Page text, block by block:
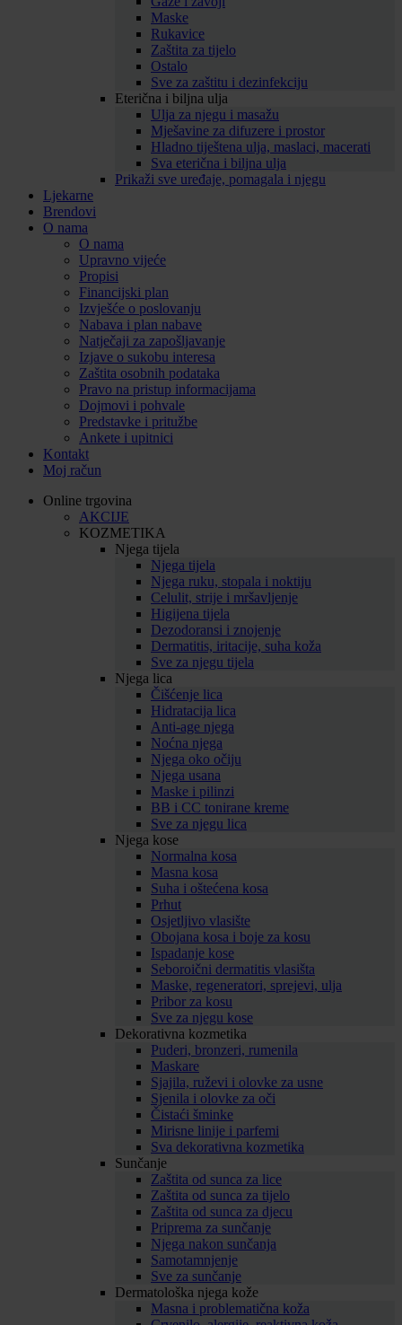
Maske
Rukavice
Zaštita za tijelo
Ostalo
Sve za zaštitu i dezinfekciju
Eterična i biljna ulja
Ulja za njegu i masažu
Mješavine za difuzere i prostor
Hladno tiještena ulja, maslaci, macerati
Sva eterična i biljna ulja
Prikaži sve uređaje, pomagala i njegu
Ljekarne
Brendovi
O nama
O nama
Upravno vijeće
Propisi
Financijski plan
Izvješće o poslovanju
Nabava i plan nabave
Natječaji za zapošljavanje
Izjave o sukobu interesa
Zaštita osobnih podataka
Pravo na pristup informacijama
Dojmovi i pohvale
Predstavke i pritužbe
Ankete i upitnici
Kontakt
Moj račun
Online trgovina
AKCIJE
KOZMETIKA
Njega tijela
Njega tijela
Njega ruku, stopala i noktiju
Celulit, strije i mršavljenje
Higijena tijela
Dezodoransi i znojenje
Dermatitis, iritacije, suha koža
Sve za njegu tijela
Njega lica
Čišćenje lica
Hidratacija lica
Anti-age njega
Noćna njega
Njega oko očiju
Njega usana
Maske i pilinzi
BB i CC tonirane kreme
Sve za njegu lica
Njega kose
Normalna kosa
Masna kosa
Suha i oštećena kosa
Prhut
Osjetljivo vlasište
Obojana kosa i boje za kosu
Ispadanje kose
Seboroični dermatitis vlasišta
Maske, regeneratori, sprejevi, ulja
Pribor za kosu
Sve za njegu kose
Dekorativna kozmetika
Puderi, bronzeri, rumenila
Maskare
Sjajila, ruževi i olovke za usne
Sjenila i olovke za oči
Čistaći šminke
Mirisne linije i parfemi
Sva dekorativna kozmetika
Sunčanje
Zaštita od sunca za lice
Zaštita od sunca za tijelo
Zaštita od sunca za djecu
Priprema za sunčanje
Njega nakon sunčanja
Samotamnjenje
Sve za sunčanje
Dermatološka njega kože
Masna i problematična koža